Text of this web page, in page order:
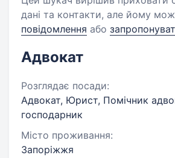
дані та контакти, але йому
повідомлення або
Адвокат
Розглядає посади:
Адвокат, Юрист, Помічник
господарник
Місто проживання:
Запоріжжя